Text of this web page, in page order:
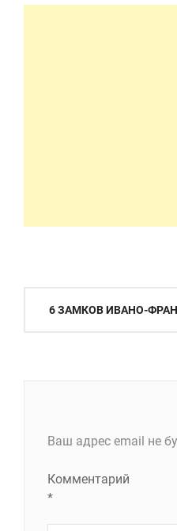
Навигация
6 ЗАМКОВ ИВАНО-
Ваш адрес email не
Комментарий
*